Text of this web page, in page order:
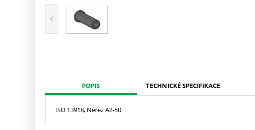
POPIS TECHNICKÉ SPECIFIKACE
ISO 13918, Nerez A2-50